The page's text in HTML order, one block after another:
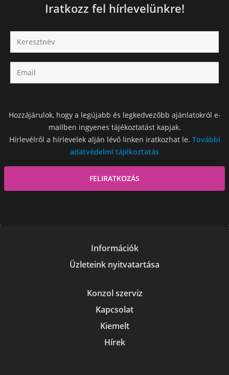
Iratkozz fel hírlevelünkre!
Hozzájárulok, hogy a legújabb és legkedvezőbb ajánlatokról e-
mailben ingyenes tájékoztatást kapjak.
Hírlevélről a hírlevelek alján lévő linken iratkozhat le. További
adatvédelmi tájékoztatás
Információk
Üzleteink nyitvatartása
Konzol szerviz
Kapcsolat
Kiemelt
Hírek